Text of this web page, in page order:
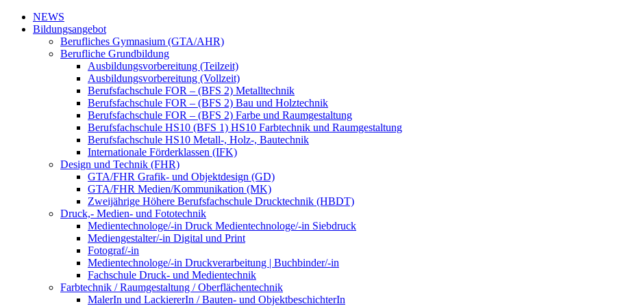
NEWS
Bildungsangebot
Berufliches Gymnasium (GTA/AHR)
Berufliche Grundbildung
Ausbildungsvorbereitung (Teilzeit)
Ausbildungsvorbereitung (Vollzeit)
Berufsfachschule FOR – (BFS 2) Metalltechnik
Berufsfachschule FOR – (BFS 2) Bau und Holztechnik
Berufsfachschule FOR – (BFS 2) Farbe und Raumgestaltung
Berufsfachschule HS10 (BFS 1) HS10 Farbtechnik und Raumgestaltung
Berufsfachschule HS10 Metall-, Holz-, Bautechnik
Internationale Förderklassen (IFK)
Design und Technik (FHR)
GTA/FHR Grafik- und Objektdesign (GD)
GTA/FHR Medien/Kommunikation (MK)
Zweijährige Höhere Berufsfachschule Drucktechnik (HBDT)
Druck,- Medien- und Fototechnik
Medientechnologe/-in Druck Medientechnologe/-in Siebdruck
Mediengestalter/-in Digital und Print
Fotograf/-in
Medientechnologe/-in Druckverarbeitung | Buchbinder/-in
Fachschule Druck- und Medientechnik
Farbtechnik / Raumgestaltung / Oberflächentechnik
MalerIn und LackiererIn / Bauten- und ObjektbeschichterIn